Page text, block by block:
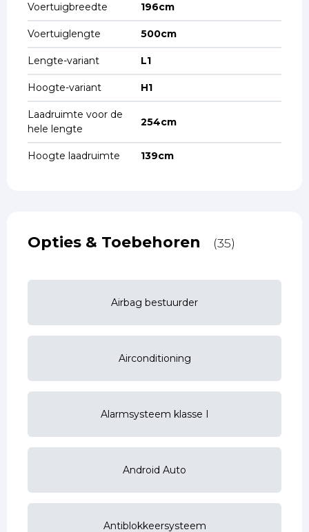
Voertuigbreedte 196cm
Voertuiglengte 500cm
Lengte-variant L1
Hoogte-variant H1
Laadruimte voor de
hele lengte
254cm
Hoogte laadruimte 139cm
Opties & Toebehoren (35)
Airbag bestuurder
Airconditioning
Alarmsysteem klasse I
Android Auto
Antiblokkeersysteem